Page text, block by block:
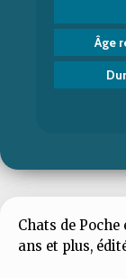
Âge
Chats de
ans et plus,